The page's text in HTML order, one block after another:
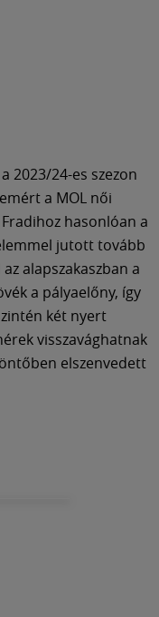
2023/24-es szezon
a MOL női
hasonlóan a
jutott tovább
alapszakaszban a
a pályaelőny, így
két nyert
visszavághatnak
elszenvedett